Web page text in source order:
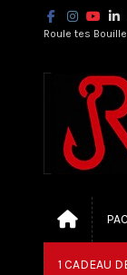
Roule tes
1 CADEAU